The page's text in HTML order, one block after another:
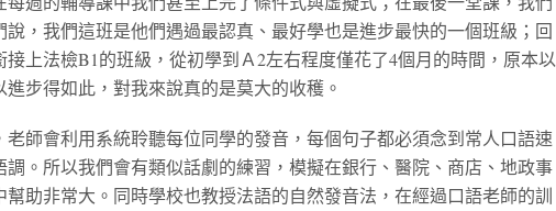
，我們這班是他們遇過最認真、最好學也是進步最快的一個班級；回
上法檢B1的班級，從初學到Ａ2左右程度僅花了4個月的時間，原本以
步得如此，對我來說真的是莫大的收穫。
師會利用系統聆聽每位同學的發音，每個句子都必須念到常人口語速
。所以我們會有類似話劇的練習，模擬在銀行、醫院、商店、地政事
助非常大。同時學校也教授法語的自然發音法，在經過口語老師的訓